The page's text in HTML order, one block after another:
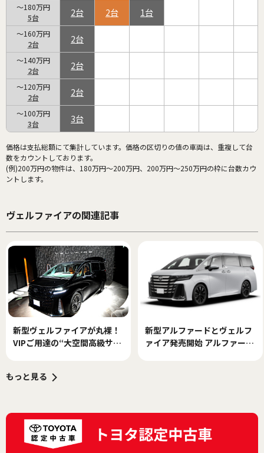
～180万円
5
2 2 1
～160万円
2
2
～140万円
2
2
～120万円
2
2
～100万円
3
3
価格は支払総額にて集計しています。価格の区切りの値の車両は、重複して台
数をカウントしております。
(例)200万円の物件は、180万円～200万円、200万円～250万円の枠に台数カウ
ントします。
ヴェルファイアの関連記事
新型ヴェルファイアが丸裸！
VIPご用達の“大空間高級サル
新型アルファードとヴェルフ
ァイア発売開始 アルファード
もっと見る